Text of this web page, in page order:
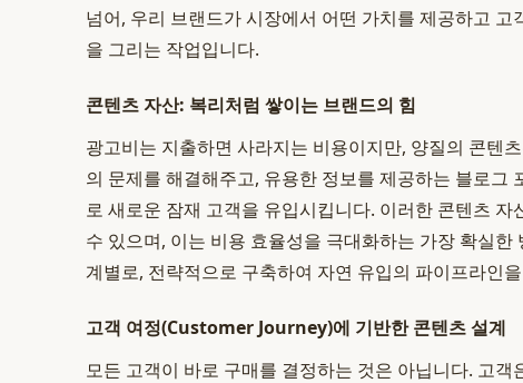
넘어, 우리 브랜드가 시장에서 어떤 가치를 제공하고
을 그리는 작업입니다.
콘텐츠 자산: 복리처럼 쌓이는 브랜드의 힘
광고비는 지출하면 사라지는 비용이지만, 양질의 콘텐
의 문제를 해결해주고, 유용한 정보를 제공하는 블로그
로 새로운 잠재 고객을 유입시킵니다. 이러한 콘텐츠
수 있으며, 이는 비용 효율성을 극대화하는 가장 확실한
계별로, 전략적으로 구축하여 자연 유입의 파이프라인
고객 여정(Customer Journey)에 기반한 콘텐츠 설계
모든 고객이 바로 구매를 결정하는 것은 아닙니다. 고